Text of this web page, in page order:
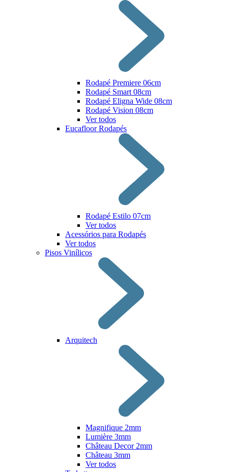
Rodapé Premiere 06cm
Rodapé Smart 08cm
Rodapé Eligna Wide 08cm
Rodapé Vision 08cm
Ver todos
Eucafloor Rodapés
Rodapé Estilo 07cm
Ver todos
Acessórios para Rodapés
Ver todos
Pisos Vinílicos
Arquitech
Magnifique 2mm
Lumière 3mm
Château Decor 2mm
Château 3mm
Ver todos